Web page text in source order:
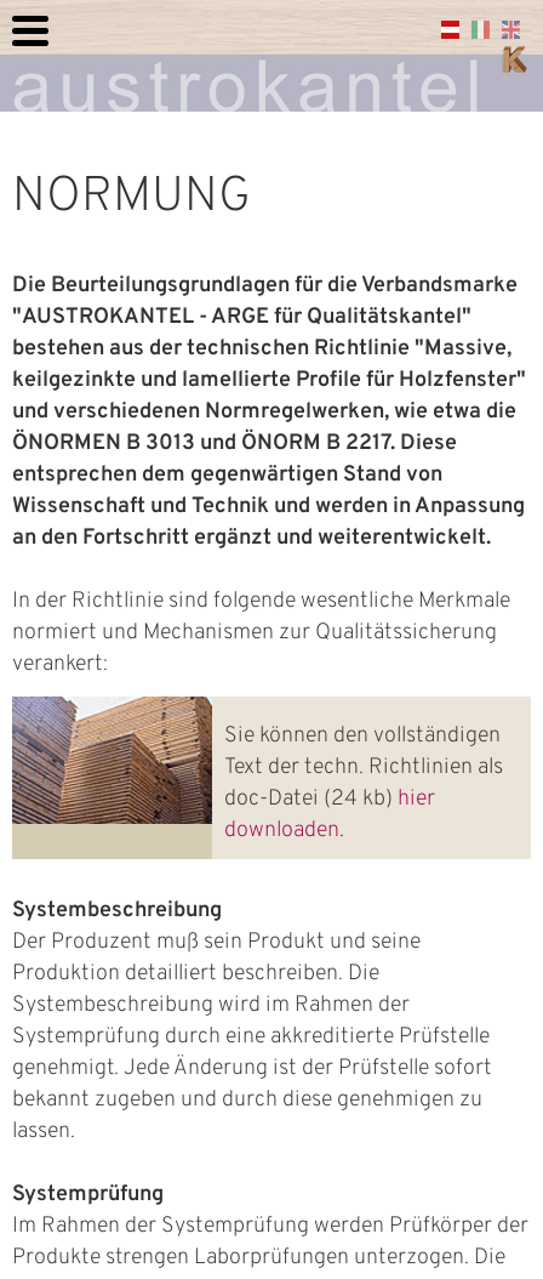
NORMUNG
Die Beurteilungsgrundlagen für die Verbandsmarke
"AUSTROKANTEL - ARGE für Qualitätskantel"
bestehen aus der technischen Richtlinie "Massive,
keilgezinkte und lamellierte Profile für Holzfenster"
und verschiedenen Normregelwerken, wie etwa die
ÖNORMEN B 3013 und ÖNORM B 2217. Diese
entsprechen dem gegenwärtigen Stand von
Wissenschaft und Technik und werden in Anpassung
an den Fortschritt ergänzt und weiterentwickelt.
In der Richtlinie sind folgende wesentliche Merkmale
normiert und Mechanismen zur Qualitätssicherung
verankert:
Sie können den vollständigen
Text der techn. Richtlinien als
doc-Datei (24 kb) hier
downloaden.
Systembeschreibung
Der Produzent muß sein Produkt und seine
Produktion detailliert beschreiben. Die
Systembeschreibung wird im Rahmen der
Systemprüfung durch eine akkreditierte Prüfstelle
genehmigt. Jede Änderung ist der Prüfstelle sofort
bekannt zugeben und durch diese genehmigen zu
lassen.
Systemprüfung
Im Rahmen der Systemprüfung werden Prüfkörper der
Produkte strengen Laborprüfungen unterzogen. Die